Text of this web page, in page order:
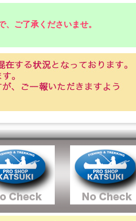
ご了承くださいませ。